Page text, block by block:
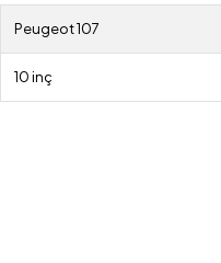
Peugeot 107
10 inç